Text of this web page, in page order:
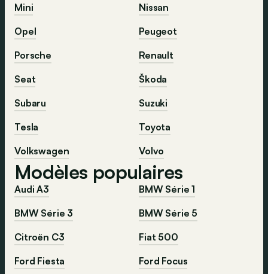
Mini
Nissan
Opel
Peugeot
Porsche
Renault
Seat
Škoda
Subaru
Suzuki
Tesla
Toyota
Volkswagen
Volvo
Modèles populaires
Audi A3
BMW Série 1
BMW Série 3
BMW Série 5
Citroën C3
Fiat 500
Ford Fiesta
Ford Focus